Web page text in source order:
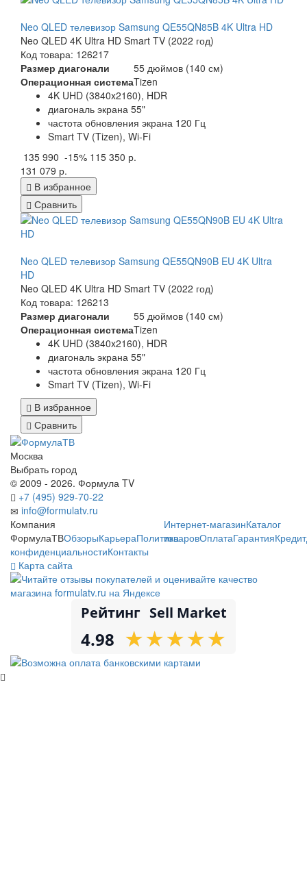
Neo QLED телевизор Samsung QE55QN85B 4K Ultra HD
Neo QLED 4K Ultra HD Smart TV (2022 год)
Код товара: 126217
Размер диагонали
55 дюймов (140 см)
Операционная системаTizen
4K UHD (3840x2160), HDR
диагональ экрана 55"
частота обновления экрана 120 Гц
Smart TV (Tizen), Wi-Fi
135 990 -15% 115 350 р.
131 079 р.
В избранное
Сравнить
Neo QLED телевизор Samsung QE55QN90B EU 4K Ultra
HD
Neo QLED 4K Ultra HD Smart TV (2022 год)
Код товара: 126213
Размер диагонали
55 дюймов (140 см)
Операционная системаTizen
4K UHD (3840x2160), HDR
диагональ экрана 55"
частота обновления экрана 120 Гц
Smart TV (Tizen), Wi-Fi
В избранное
Сравнить
Москва
Выбрать город
© 2009 - 2026. Формула TV
+7 (495) 929-70-22
info@formulatv.ru
Компания
ФормулаТВОбзорыКарьераПолитика
конфиденциальностиКонтакты
Интернет-магазинКаталог
товаровОплатаГарантияКредит
Карта сайта
Рейтинг Sell Market
4.98 ★
★★
★★
★★
★★
★